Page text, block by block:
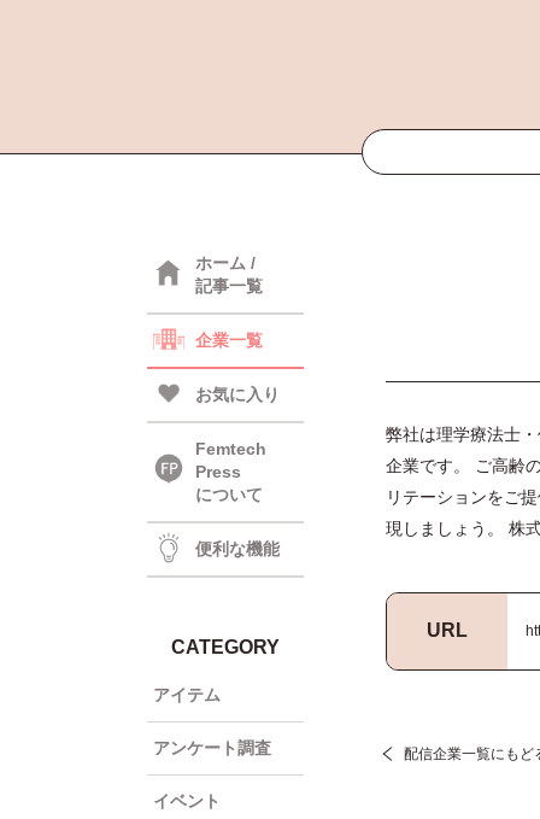
ホーム /
記事一覧
企業一覧
お気に入り
Femtech
Press
について
便利な機能
CATEGORY
アイテム
アンケート調査
イベント
弊社は理学療法士
企業です。 ご高齢
リテーションをご
現しましょう。 株
URL
配信企業一覧にもど